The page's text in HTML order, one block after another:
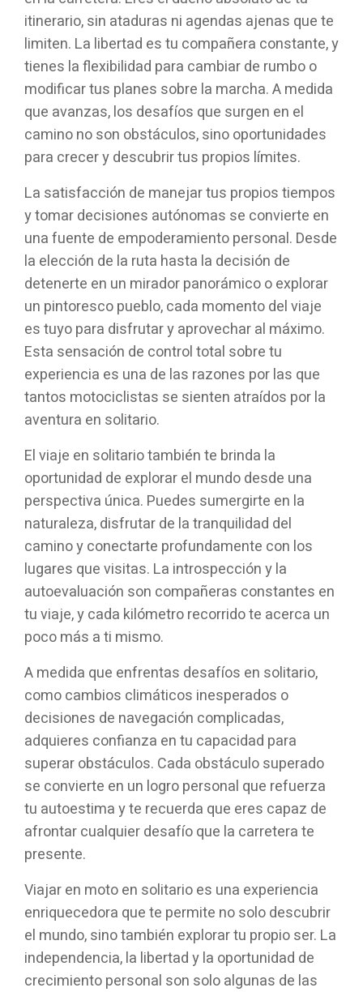
itinerario, sin ataduras ni agendas ajenas que te
limiten. La libertad es tu compañera constante, y
tienes la flexibilidad para cambiar de rumbo o
modificar tus planes sobre la marcha. A medida
que avanzas, los desafíos que surgen en el
camino no son obstáculos, sino oportunidades
para crecer y descubrir tus propios límites.
La satisfacción de manejar tus propios tiempos
y tomar decisiones autónomas se convierte en
una fuente de empoderamiento personal. Desde
la elección de la ruta hasta la decisión de
detenerte en un mirador panorámico o explorar
un pintoresco pueblo, cada momento del viaje
es tuyo para disfrutar y aprovechar al máximo.
Esta sensación de control total sobre tu
experiencia es una de las razones por las que
tantos motociclistas se sienten atraídos por la
aventura en solitario.
El viaje en solitario también te brinda la
oportunidad de explorar el mundo desde una
perspectiva única. Puedes sumergirte en la
naturaleza, disfrutar de la tranquilidad del
camino y conectarte profundamente con los
lugares que visitas. La introspección y la
autoevaluación son compañeras constantes en
tu viaje, y cada kilómetro recorrido te acerca un
poco más a ti mismo.
A medida que enfrentas desafíos en solitario,
como cambios climáticos inesperados o
decisiones de navegación complicadas,
adquieres confianza en tu capacidad para
superar obstáculos. Cada obstáculo superado
se convierte en un logro personal que refuerza
tu autoestima y te recuerda que eres capaz de
afrontar cualquier desafío que la carretera te
presente.
Viajar en moto en solitario es una experiencia
enriquecedora que te permite no solo descubrir
el mundo, sino también explorar tu propio ser. La
independencia, la libertad y la oportunidad de
crecimiento personal son solo algunas de las